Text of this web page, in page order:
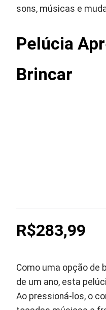
sons, músicas e
Pelúcia
Brincar
R$283,99
Como uma opção de
de um ano, esta
Ao pressioná-los, o